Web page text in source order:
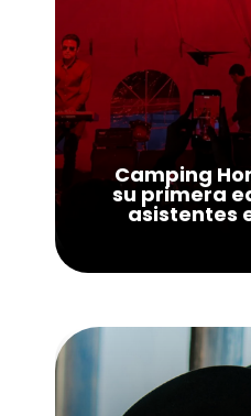
Camping
su primera
asistentes